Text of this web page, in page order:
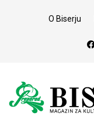
O Biserju